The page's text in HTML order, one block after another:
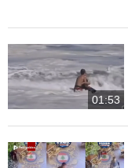
01:53